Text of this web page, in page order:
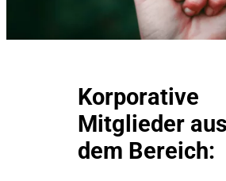
Korporative
Mitglieder aus
dem Bereich: